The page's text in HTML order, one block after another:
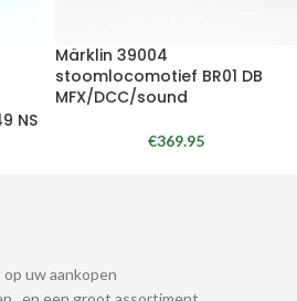
NS
Märklin 39004
stoomlocomotief BR01 DB
MFX/DCC/sound
€369.95
uw aankopen